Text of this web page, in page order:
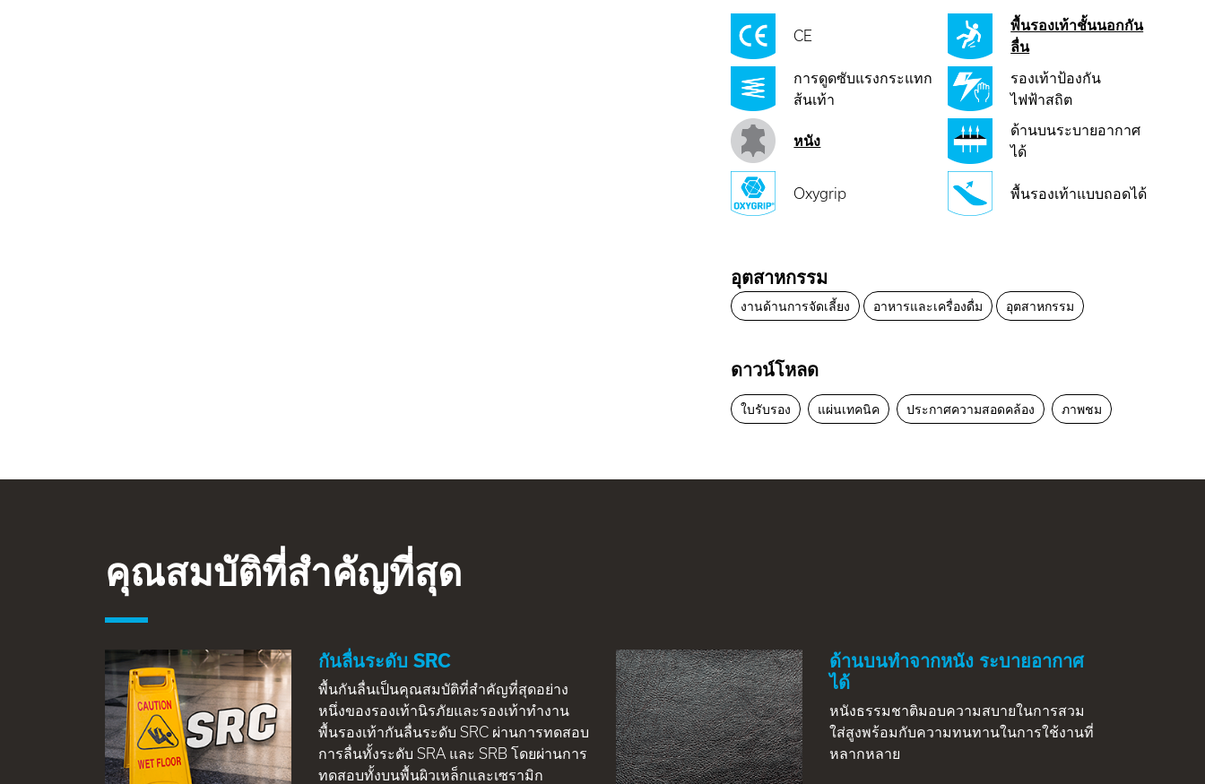
CE
พื้นรองเท้าชั้นนอกกัน
ลื่น
การดูดซับแรงกระแทก
ส้นเท้า
รองเท้าป้องกัน
ไฟฟ้าสถิต
หนัง
ด้านบนระบายอากาศ
ได้
Oxygrip พื้นรองเท้าแบบถอดได้
อุตสาหกรรม
งานด้านการจัดเลี้ยง อาหารและเครื่องดื่ม อุตสาหกรรม
ดาวน์โหลด
ใบรับรอง แผ่นเทคนิค ประกาศความสอดคล้อง ภาพชม
คุณสมบัติที่สำคัญที่สุด
กันลื่นระดับ SRC
พื้นกันลื่นเป็นคุณสมบัติที่สำคัญที่สุดอย่าง
หนึ่งของรองเท้านิรภัยและรองเท้าทำงาน
พื้นรองเท้ากันลื่นระดับ SRC ผ่านการทดสอบ
การลื่นทั้งระดับ SRA และ SRB โดยผ่านการ
ทดสอบทั้งบนพื้นผิวเหล็กและเซรามิก
ด้านบนทำจากหนัง ระบายอากาศ
ได้
หนังธรรมชาติมอบความสบายในการสวม
ใส่สูงพร้อมกับความทนทานในการใช้งานที่
หลากหลาย